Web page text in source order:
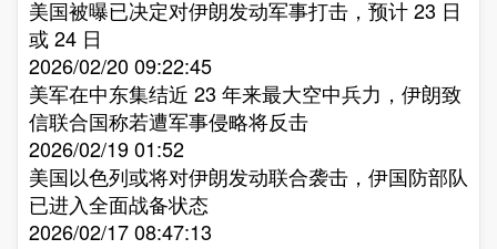
美国被曝已决定对伊朗发动军事打击，预计 23 日
或 24 日​
2026/02/20 09:22:45
美军在中东集结近 23 年来最大空中兵力，伊朗致
信联合国称若遭军事侵略将反击​
2026/02/19 01:52
美国以色列或将对伊朗发动联合袭击，伊国防部队
已进入全面战备状态​
2026/02/17 08:47:13